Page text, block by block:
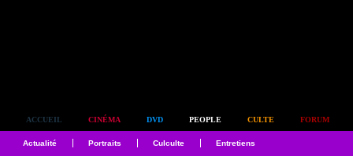
ACCUEIL CINÉMA DVD PEOPLE CULTE FORUM
Actualité Portraits Culculte Entretiens